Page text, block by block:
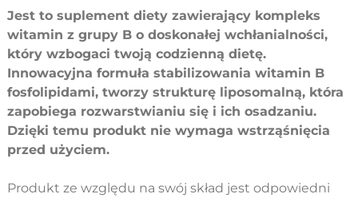
Jest to suplement diety zawierający kompleks
witamin z grupy B o doskonałej wchłanialności,
który wzbogaci twoją codzienną dietę.
Innowacyjna formuła stabilizowania witamin B
fosfolipidami, tworzy strukturę liposomalną, która
zapobiega rozwarstwianiu się i ich osadzaniu.
Dzięki temu produkt nie wymaga wstrząśnięcia
przed użyciem.
Produkt ze względu na swój skład jest odpowiedni